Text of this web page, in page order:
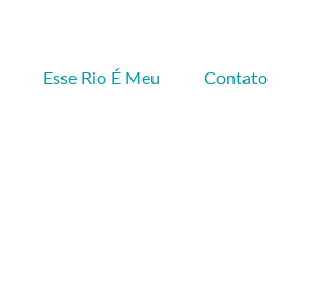
Esse Rio É Meu Contato